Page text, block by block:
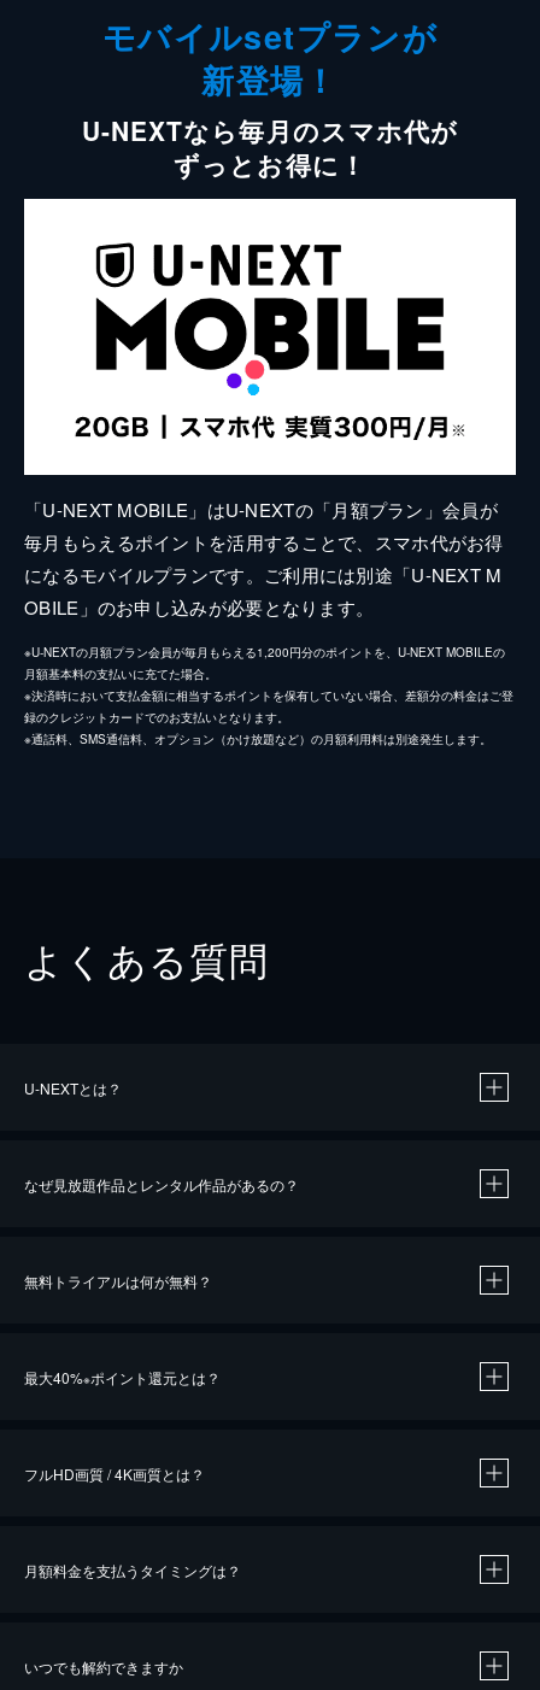
モバイルsetプランが
新登場！
U-NEXTなら毎月のスマホ代が
ずっとお得に！
「U-NEXT MOBILE」はU-NEXTの「月額プラン」会員が
毎月もらえるポイントを活用することで、スマホ代がお得
になるモバイルプランです。ご利用には別途「U-NEXT M
OBILE」のお申し込みが必要となります。
※U-NEXTの月額プラン会員が毎月もらえる1,200円分のポイントを、U-NEXT MOBILEの
月額基本料の支払いに充てた場合。
※決済時において支払金額に相当するポイントを保有していない場合、差額分の料金はご登
録のクレジットカードでのお支払いとなります。
※通話料、SMS通信料、オプション（かけ放題など）の月額利用料は別途発生します。
よくある質問
U-NEXTとは？
なぜ見放題作品とレンタル作品があるの？
無料トライアルは何が無料？
最大40%※ポイント還元とは？
※40％ポイント還元の対象は、クレジットカード決済による作品の購入 / レンタルです。
フルHD画質 / 4K画質とは？
月額料金を支払うタイミングは？
いつでも解約できますか